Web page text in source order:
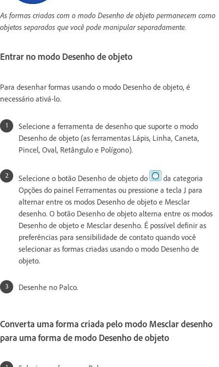
As formas criadas com o modo Desenho de objeto permanecem como
objetos separados que você pode manipular separadamente.
Entrar no modo Desenho de objeto
Para desenhar formas usando o modo Desenho de objeto, é
necessário ativá-lo.
Selecione a ferramenta de desenho que suporte o modo
Desenho de objeto (as ferramentas Lápis, Linha, Caneta,
Pincel, Oval, Retângulo e Polígono).
Selecione o botão Desenho de objeto do
da categoria
Opções do painel Ferramentas ou pressione a tecla J para
alternar entre os modos Desenho de objeto e Mesclar
desenho. O botão Desenho de objeto alterna entre os modos
Desenho de objeto e Mesclar desenho. É possível definir as
preferências para sensibilidade de contato quando você
selecionar as formas criadas usando o modo Desenho de
objeto.
Desenhe no Palco.
Converta uma forma criada pelo modo Mesclar desenho
para uma forma de modo Desenho de objeto